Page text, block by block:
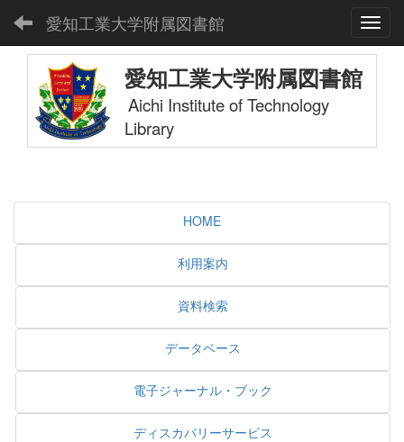
愛知工業大学附属図書館
愛知工業大学附属図書館
Aichi Institute of Technology
Library
HOME
利用案内
資料検索
データベース
電子ジャーナル・ブック
ディスカバリーサービス